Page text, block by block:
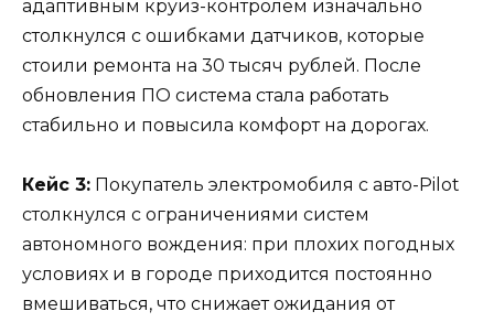
адаптивным круиз-контролем изначально
столкнулся с ошибками датчиков, которые
стоили ремонта на 30 тысяч рублей. После
обновления ПО система стала работать
стабильно и повысила комфорт на дорогах.
Кейс 3: Покупатель электромобиля с авто-Pilot
столкнулся с ограничениями систем
автономного вождения: при плохих погодных
условиях и в городе приходится постоянно
вмешиваться, что снижает ожидания от